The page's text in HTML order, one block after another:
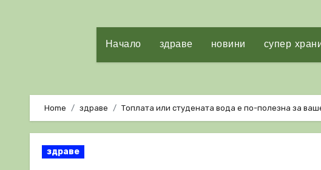
Начало здраве новини супер
Home здраве Топлата или студената вода е по-полезна за
здраве